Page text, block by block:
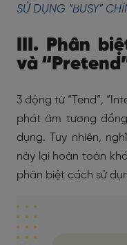
SỬ DỤNG “BUSY”
III. Phân
và
3 động từ “Tend”,
phát âm tương
dụng. Tuy nhiên,
này lại hoàn toàn
phân biệt cách sử